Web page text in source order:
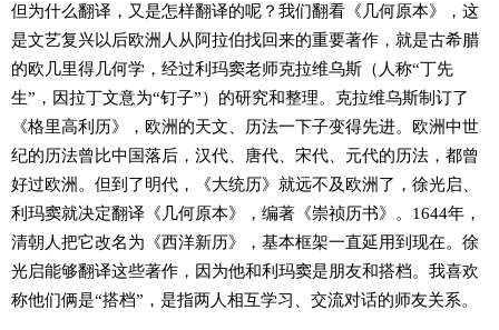
但为什么翻译，又是怎样翻译的呢？我们翻看《几何原本》，这
是文艺复兴以后欧洲人从阿拉伯找回来的重要著作，就是古希腊
的欧几里得几何学，经过利玛窦老师克拉维乌斯（人称“丁先
生”，因拉丁文意为“钉子”）的研究和整理。克拉维乌斯制订了
《格里高利历》，欧洲的天文、历法一下子变得先进。欧洲中世
纪的历法曾比中国落后，汉代、唐代、宋代、元代的历法，都曾
好过欧洲。但到了明代，《大统历》就远不及欧洲了，徐光启、
利玛窦就决定翻译《几何原本》，编著《崇祯历书》。1644年，
清朝人把它改名为《西洋新历》，基本框架一直延用到现在。徐
光启能够翻译这些著作，因为他和利玛窦是朋友和搭档。我喜欢
称他们俩是“搭档”，是指两人相互学习、交流对话的师友关系。